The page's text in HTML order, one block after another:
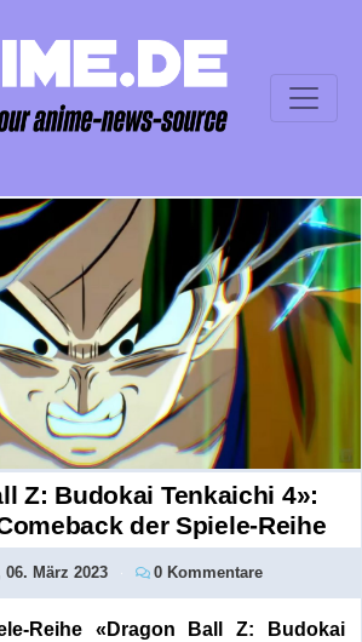
Z: Budokai Tenkaichi 4»:
der Spiele-Reihe
06. März 2023 0 Kommentare
Reihe «Dragon Ball Z: Budokai